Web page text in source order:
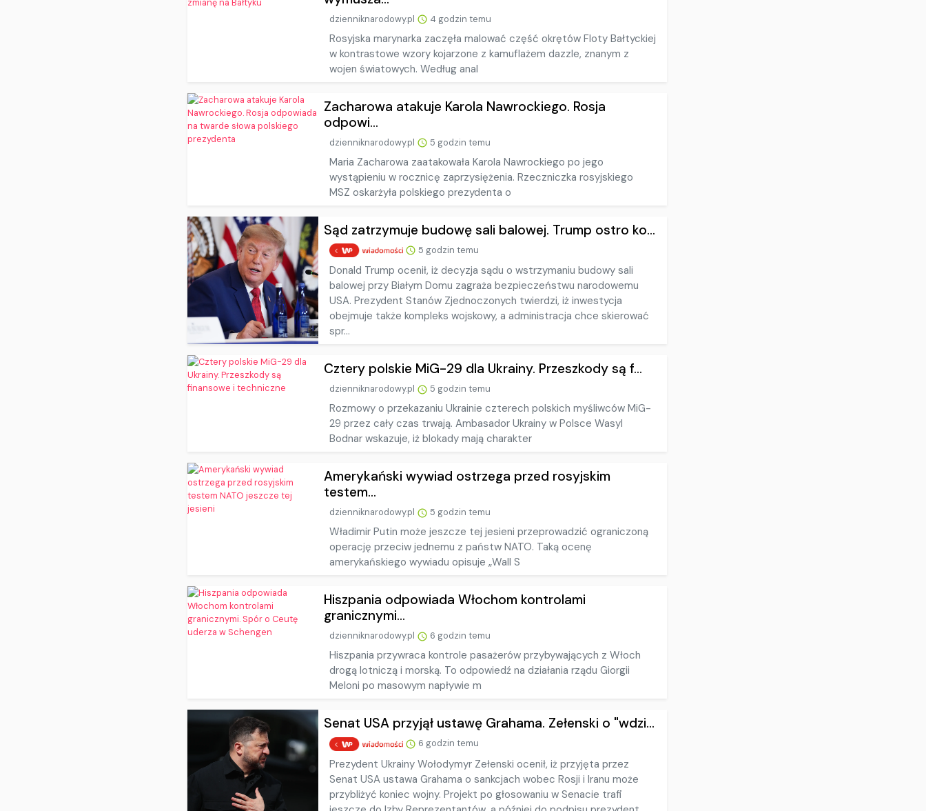
dzienniknarodowy.pl 4 godzin temu
Rosyjska marynarka zaczęła malować część okrętów Floty Bałtyckiej
w kontrastowe wzory kojarzone z kamuflażem dazzle, znanym z
wojen światowych. Według anal
Zacharowa atakuje Karola Nawrockiego. Rosja
odpowi...
dzienniknarodowy.pl 5 godzin temu
Maria Zacharowa zaatakowała Karola Nawrockiego po jego
wystąpieniu w rocznicę zaprzysiężenia. Rzeczniczka rosyjskiego
MSZ oskarżyła polskiego prezydenta o
Sąd zatrzymuje budowę sali balowej. Trump ostro ko...
5 godzin temu
Donald Trump ocenił, iż decyzja sądu o wstrzymaniu budowy sali
balowej przy Białym Domu zagraża bezpieczeństwu narodowemu
USA. Prezydent Stanów Zjednoczonych twierdzi, iż inwestycja
obejmuje także kompleks wojskowy, a administracja chce skierować
spr...
Cztery polskie MiG-29 dla Ukrainy. Przeszkody są f...
dzienniknarodowy.pl 5 godzin temu
Rozmowy o przekazaniu Ukrainie czterech polskich myśliwców MiG-
29 przez cały czas trwają. Ambasador Ukrainy w Polsce Wasyl
Bodnar wskazuje, iż blokady mają charakter
Amerykański wywiad ostrzega przed rosyjskim
testem...
dzienniknarodowy.pl 5 godzin temu
Władimir Putin może jeszcze tej jesieni przeprowadzić ograniczoną
operację przeciw jednemu z państw NATO. Taką ocenę
amerykańskiego wywiadu opisuje „Wall S
Hiszpania odpowiada Włochom kontrolami
granicznymi...
dzienniknarodowy.pl 6 godzin temu
Hiszpania przywraca kontrole pasażerów przybywających z Włoch
drogą lotniczą i morską. To odpowiedź na działania rządu Giorgii
Meloni po masowym napływie m
Senat USA przyjął ustawę Grahama. Zełenski o "wdzi...
6 godzin temu
Prezydent Ukrainy Wołodymyr Zełenski ocenił, iż przyjęta przez
Senat USA ustawa Grahama o sankcjach wobec Rosji i Iranu może
przybliżyć koniec wojny. Projekt po głosowaniu w Senacie trafi